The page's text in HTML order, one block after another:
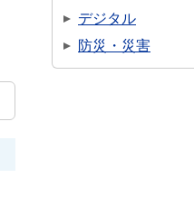
デジタル
防災・災害